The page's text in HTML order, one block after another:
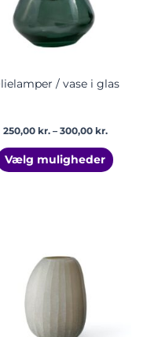
/ vase i glas
250,00 kr. – 300,00 kr.
Vælg muligheder